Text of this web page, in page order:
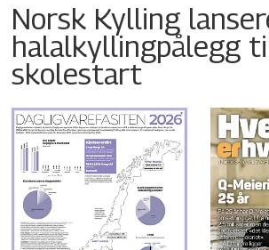
Norsk Kylling
halalkyllingpålegg
skolestart